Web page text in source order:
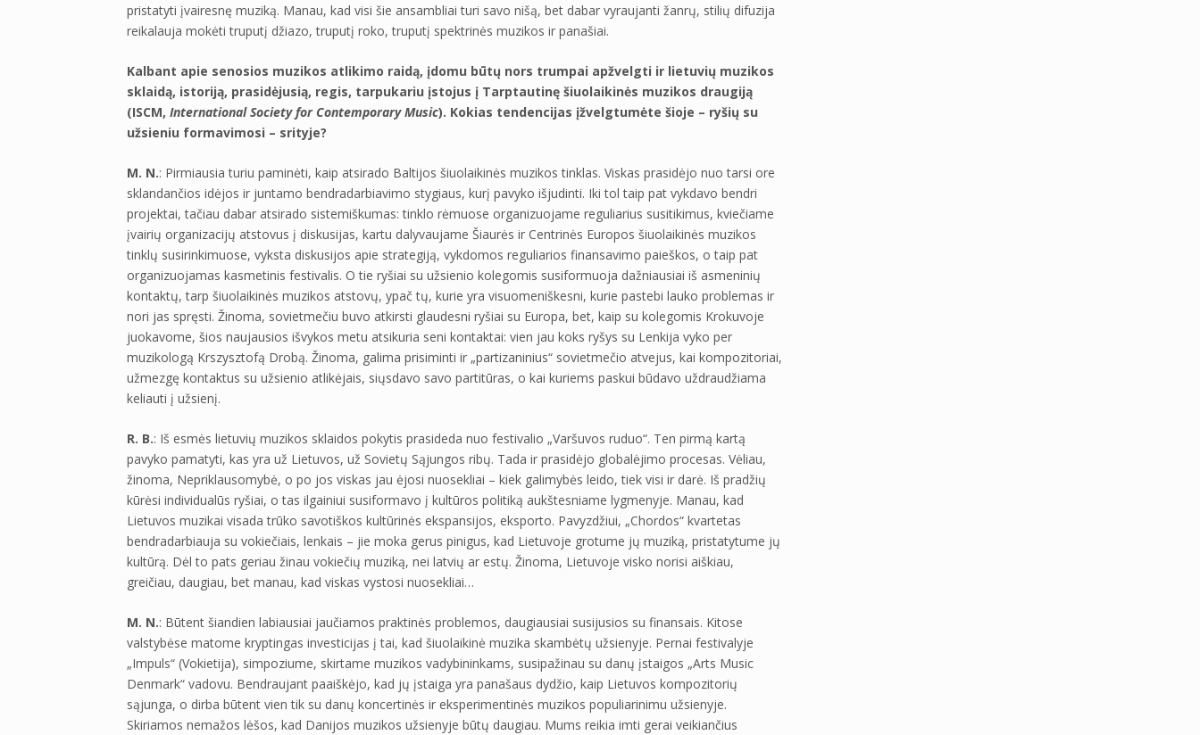
pristatyti įvairesnę muziką. Manau, kad visi šie ansambliai turi savo nišą, bet dabar vyraujanti žanrų, stilių difuzija
reikalauja mokėti truputį džiazo, truputį roko, truputį spektrinės muzikos ir panašiai.
Kalbant apie senosios muzikos atlikimo raidą, įdomu būtų nors trumpai apžvelgti ir lietuvių muzikos
sklaidą, istoriją, prasidėjusią, regis, tarpukariu įstojus į Tarptautinę šiuolaikinės muzikos draugiją
(ISCM, International Society for Contemporary Music). Kokias tendencijas įžvelgtumėte šioje – ryšių su
užsieniu formavimosi – srityje?
M. N.: Pirmiausia turiu paminėti, kaip atsirado Baltijos šiuolaikinės muzikos tinklas. Viskas prasidėjo nuo tarsi ore
sklandančios idėjos ir juntamo bendradarbiavimo stygiaus, kurį pavyko išjudinti. Iki tol taip pat vykdavo bendri
projektai, tačiau dabar atsirado sistemiškumas: tinklo rėmuose organizuojame reguliarius susitikimus, kviečiame
įvairių organizacijų atstovus į diskusijas, kartu dalyvaujame Šiaurės ir Centrinės Europos šiuolaikinės muzikos
tinklų susirinkimuose, vyksta diskusijos apie strategiją, vykdomos reguliarios finansavimo paieškos, o taip pat
organizuojamas kasmetinis festivalis. O tie ryšiai su užsienio kolegomis susiformuoja dažniausiai iš asmeninių
kontaktų, tarp šiuolaikinės muzikos atstovų, ypač tų, kurie yra visuomeniškesni, kurie pastebi lauko problemas ir
nori jas spręsti. Žinoma, sovietmečiu buvo atkirsti glaudesni ryšiai su Europa, bet, kaip su kolegomis Krokuvoje
juokavome, šios naujausios išvykos metu atsikuria seni kontaktai: vien jau koks ryšys su Lenkija vyko per
muzikologą Krszysztofą Drobą. Žinoma, galima prisiminti ir „partizaninius“ sovietmečio atvejus, kai kompozitoriai,
užmezgę kontaktus su užsienio atlikėjais, siųsdavo savo partitūras, o kai kuriems paskui būdavo uždraudžiama
keliauti į užsienį.
R. B.: Iš esmės lietuvių muzikos sklaidos pokytis prasideda nuo festivalio „Varšuvos ruduo“. Ten pirmą kartą
pavyko pamatyti, kas yra už Lietuvos, už Sovietų Sąjungos ribų. Tada ir prasidėjo globalėjimo procesas. Vėliau,
žinoma, Nepriklausomybė, o po jos viskas jau ėjosi nuosekliai – kiek galimybės leido, tiek visi ir darė. Iš pradžių
kūrėsi individualūs ryšiai, o tas ilgainiui susiformavo į kultūros politiką aukštesniame lygmenyje. Manau, kad
Lietuvos muzikai visada trūko savotiškos kultūrinės ekspansijos, eksporto. Pavyzdžiui, „Chordos“ kvartetas
bendradarbiauja su vokiečiais, lenkais – jie moka gerus pinigus, kad Lietuvoje grotume jų muziką, pristatytume jų
kultūrą. Dėl to pats geriau žinau vokiečių muziką, nei latvių ar estų. Žinoma, Lietuvoje visko norisi aiškiau,
greičiau, daugiau, bet manau, kad viskas vystosi nuosekliai…
M. N.: Būtent šiandien labiausiai jaučiamos praktinės problemos, daugiausiai susijusios su finansais. Kitose
valstybėse matome kryptingas investicijas į tai, kad šiuolaikinė muzika skambėtų užsienyje. Pernai festivalyje
„Impuls“ (Vokietija), simpoziume, skirtame muzikos vadybininkams, susipažinau su danų įstaigos „Arts Music
Denmark“ vadovu. Bendraujant paaiškėjo, kad jų įstaiga yra panašaus dydžio, kaip Lietuvos kompozitorių
sąjunga, o dirba būtent vien tik su danų koncertinės ir eksperimentinės muzikos populiarinimu užsienyje.
Skiriamos nemažos lėšos, kad Danijos muzikos užsienyje būtų daugiau. Mums reikia imti gerai veikiančius